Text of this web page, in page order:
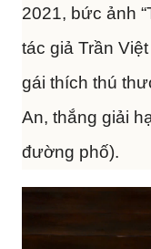
2021, bức ảnh
tác giả Trần
gái thích thú
An, thắng giải
đường phố).